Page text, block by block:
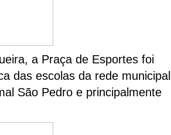
a Praça de Esportes foi
das escolas da rede municipal
São Pedro e principalmente